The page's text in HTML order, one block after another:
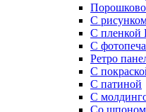
С
С
С
Ретро
С
С патиной
С
Со шпоном